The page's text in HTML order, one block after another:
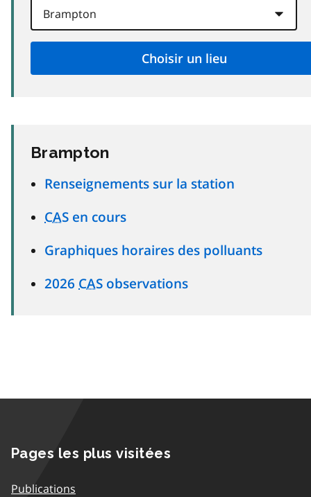
Brampton
Renseignements sur la station
CAS en cours
Graphiques horaires des polluants
2026 CAS observations
Pages les plus visitées
Publications